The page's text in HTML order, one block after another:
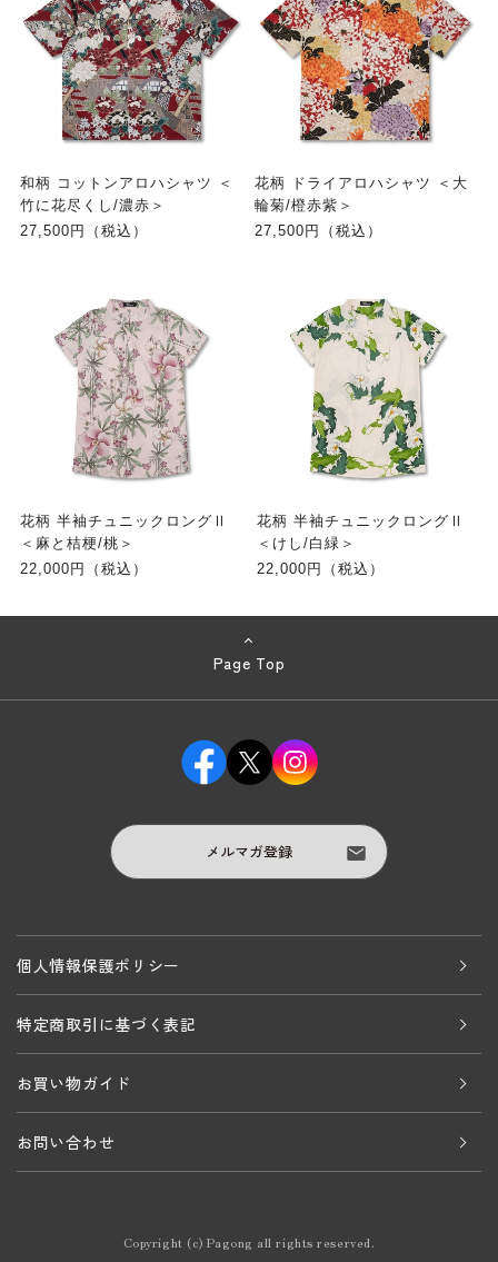
和柄 コットンアロハシャツ ＜
竹に花尽くし/濃赤＞
27,500円（税込）
花柄 ドライアロハシャツ ＜大
輪菊/橙赤紫＞
27,500円（税込）
花柄 半袖チュニックロングⅡ
＜麻と桔梗/桃＞
22,000円（税込）
花柄 半袖チュニックロングⅡ
＜けし/白緑＞
22,000円（税込）
Page Top
メルマガ登録
個人情報保護ポリシー
特定商取引に基づく表記
お買い物ガイド
お問い合わせ
Copyright (c) Pagong all rights reserved.